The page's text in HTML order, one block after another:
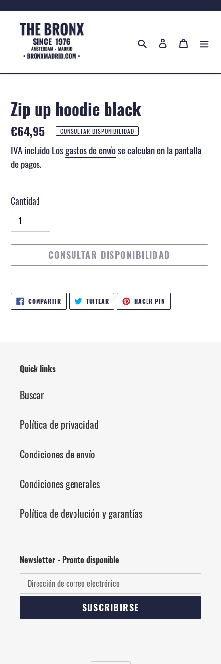
Ir
directamente
contenido
Buscar Ingresar Carrito
Zip up hoodie black
Precio
habitual
€64,95 CONSULTAR DISPONIBILIDAD
IVA incluido Losgastos de envíose calculan en la pantalla
de pagos.
Cantidad
CONSULTAR DISPONIBILIDAD
el
producto
COMPARTIRCOMPARTIR
EN
FACEBOOK
TUITEAR TUITEAR
TWITTER
HACER PIN
PINTEREST
Quick links
Buscar
Política de privacidad
Condiciones de envío
Condiciones generales
Política de devolución y garantías
Newsletter - Pronto disponible
SUSCRIBIRSE